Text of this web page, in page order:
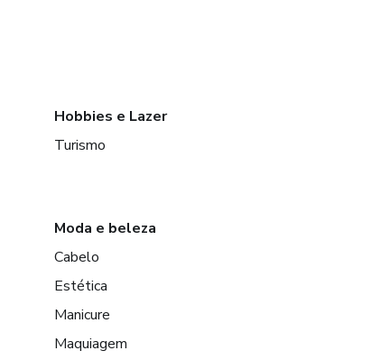
Hobbies e Lazer
Turismo
Moda e beleza
Cabelo
Estética
Manicure
Maquiagem